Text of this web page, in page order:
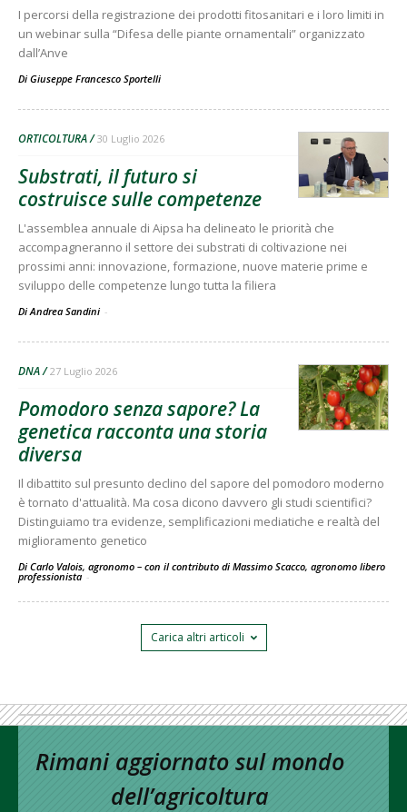
I percorsi della registrazione dei prodotti fitosanitari e i loro limiti in
un webinar sulla “Difesa delle piante ornamentali” organizzato
dall’Anve
Di Giuseppe Francesco Sportelli
ORTICOLTURA 30 Luglio 2026
Substrati, il futuro si
costruisce sulle competenze
L'assemblea annuale di Aipsa ha delineato le priorità che
accompagneranno il settore dei substrati di coltivazione nei
prossimi anni: innovazione, formazione, nuove materie prime e
sviluppo delle competenze lungo tutta la filiera
Di Andrea Sandini -
DNA 27 Luglio 2026
Pomodoro senza sapore? La
genetica racconta una storia
diversa
Il dibattito sul presunto declino del sapore del pomodoro moderno
è tornato d'attualità. Ma cosa dicono davvero gli studi scientifici?
Distinguiamo tra evidenze, semplificazioni mediatiche e realtà del
miglioramento genetico
Di Carlo Valois, agronomo – con il contributo di Massimo Scacco, agronomo libero
professionista -
Carica altri articoli
Rimani aggiornato sul mondo
dell’agricoltura